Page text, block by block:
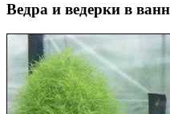
Ведра и ведерки в